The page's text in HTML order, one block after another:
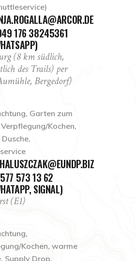
176 38245361
(8 km südlich,
des Trails) per
Bergedorf)
Garten zum
Kochen,
573 13 62
SIGNAL)
(E1)
Kochen, warme
Supply Drop,